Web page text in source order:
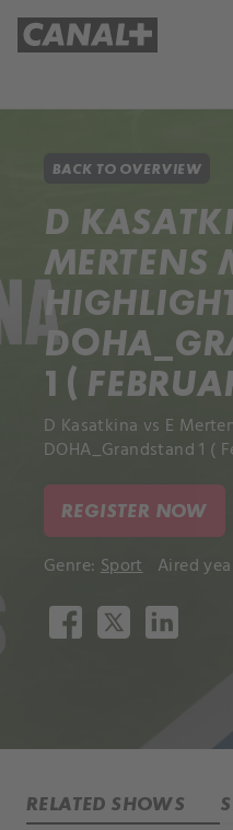
BACK TO OVERVIEW
D
MERTENS
1 (
D Kasatkina vs E
DOHA_Grandstand 1 (
REGISTER NOW
Genre: Sport Aired
RELATED SHOWS